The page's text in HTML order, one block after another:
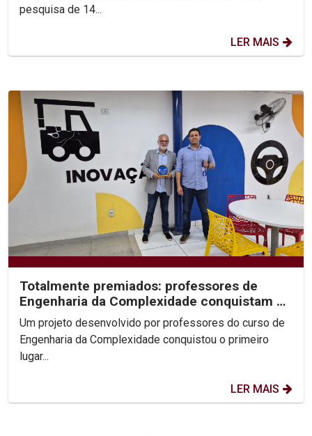
pesquisa de 14...
LER MAIS
Totalmente premiados: professores de
Engenharia da Complexidade conquistam 1º
lugar no Prêmio...
Um projeto desenvolvido por professores do curso de
Engenharia da Complexidade conquistou o primeiro
lugar...
LER MAIS